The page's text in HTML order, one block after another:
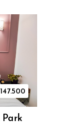
147.500